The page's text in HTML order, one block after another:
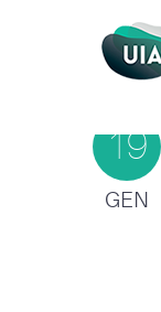
19
GEN